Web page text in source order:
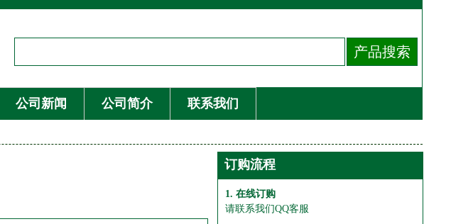
公司新闻 公司简介 联系我们
订购流程
1. 在线订购
请联系我们QQ客服